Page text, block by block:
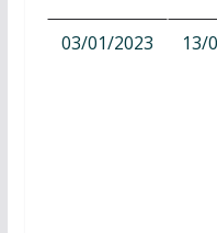
03/01/2023
13/